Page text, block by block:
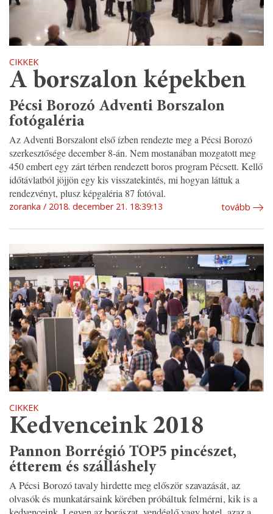
CIKKEK
A borszalon képekben
Pécsi Borozó Adventi Borszalon
fotógaléria
Az Adventi Borszalont első ízben rendezte meg a Pécsi Borozó
szerkesztősége december 8-án. Nem mostanában mozgatott meg
450 embert egy zárt térben rendezett boros program Pécsett. Kellő
időtávlatból jöjjön egy kis visszatekintés, mi hogyan láttuk a
rendezvényt, plusz képgaléria 87 fotóval.
zoranka 2018. december 21. 18:39:13 tovább
CIKKEK
Kedvenceink 2018
Pannon Borrégió TOP5 pincészet,
étterem és szálláshely
A Pécsi Borozó tavaly hirdette meg először szavazását, az
olvasók és munkatársaink körében próbáltuk felmérni, kik is a